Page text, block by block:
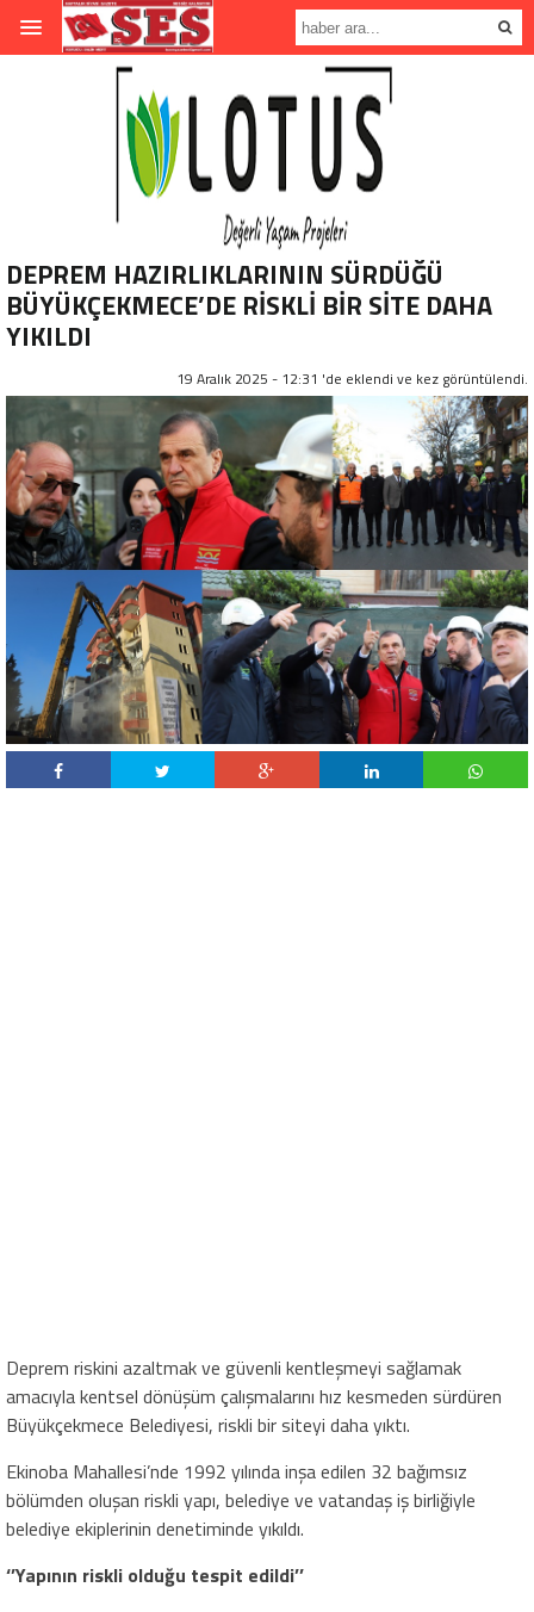
DEPREM HAZIRLIKLARININ SÜRDÜĞÜ
BÜYÜKÇEKMECE’DE RİSKLİ BİR SİTE DAHA
YIKILDI
19 Aralık 2025 - 12:31 'de eklendi ve kez görüntülendi.
Deprem riskini azaltmak ve güvenli kentleşmeyi sağlamak
amacıyla kentsel dönüşüm çalışmalarını hız kesmeden sürdüren
Büyükçekmece Belediyesi, riskli bir siteyi daha yıktı.
Ekinoba Mahallesi’nde 1992 yılında inşa edilen 32 bağımsız
bölümden oluşan riskli yapı, belediye ve vatandaş iş birliğiyle
belediye ekiplerinin denetiminde yıkıldı.
‘’Yapının riskli olduğu tespit edildi’’